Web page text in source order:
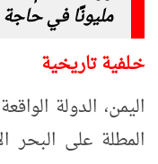
مليونًا في حاجة
خـلفية تاريخية
اليمن، الدولة
المطلة على